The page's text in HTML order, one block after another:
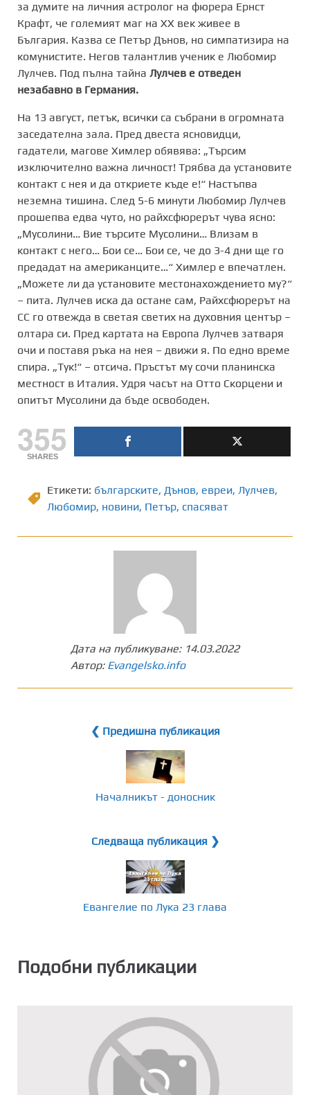
за думите на личния астролог на фюрера Ернст
Крафт, че големият маг на XX век живее в
България. Казва се Петър Дънов, но симпатизира на
комунистите. Негов талантлив ученик е Любомир
Лулчев. Под пълна тайна Лулчев е отведен
незабавно в Германия.
На 13 август, петък, всички са събрани в огромната
заседателна зала. Пред двеста ясновидци,
гадатели, магове Химлер обявява: „Търсим
изключително важна личност! Трябва да установите
контакт с нея и да откриете къде е!“ Настъпва
неземна тишина. След 5-6 минути Любомир Лулчев
прошепва едва чуто, но райхсфюрерът чува ясно:
„Мусолини… Вие търсите Мусолини… Влизам в
контакт с него… Бои се… Бои се, че до 3-4 дни ще го
предадат на американците…“ Химлер е впечатлен.
„Можете ли да установите местонахождението му?“
– пита. Лулчев иска да остане сам, Райхсфюрерът на
СС го отвежда в светая светих на духовния център –
олтара си. Пред картата на Европа Лулчев затваря
очи и поставя ръка на нея – движи я. По едно време
спира. „Тук!“ – отсича. Пръстът му сочи планинска
местност в Италия. Удря часът на Отто Скорцени и
опитът Мусолини да бъде освободен.
355
SHARES
Етикети: българските, Дънов, евреи, Лулчев,
Любомир, новини, Петър, спасяват
Дата на публикуване: 14.03.2022
Автор: Evangelsko.info
❮ Предишна публикация
Началникът - доносник
Следваща публикация ❯
Евангелие по Лука 23 глава
Подобни публикации